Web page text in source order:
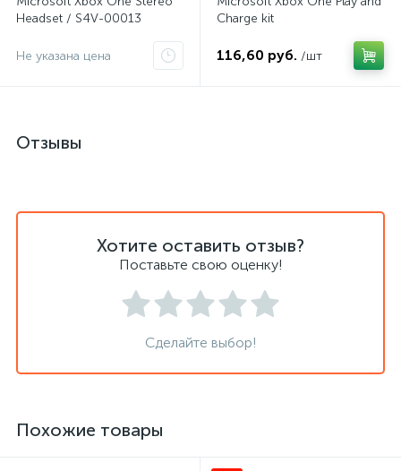
Headset / S4V-00013
Не указана цена
Charge kit
116,60 руб. /шт
Отзывы
Хотите оставить отзыв?
Поставьте свою оценку!
Сделайте выбор!
Похожие товары